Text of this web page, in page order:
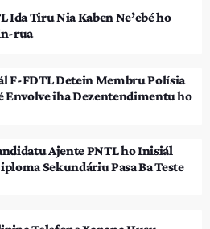
Ida Tiru Nia Kaben Ne’ebé ho
rua
F-FDTL Detein Membru Polísia
Envolve iha Dezentendimentu ho
Ajente PNTL ho Inisiál
Sekundáriu Pasa Ba Teste